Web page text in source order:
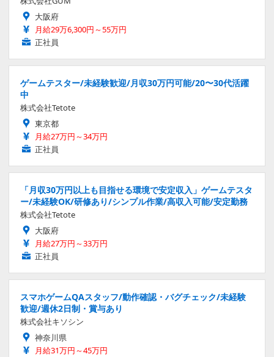
大阪府
月給29万6,300円～55万円
正社員
ゲームテスター/未経験歓迎/月収30万円可能/20〜30代活躍
中
株式会社Tetote
東京都
月給27万円～34万円
正社員
「月収30万円以上も目指せる環境で安定収入」ゲームテスタ
ー/未経験OK/研修あり/シンプル作業/高収入可能/安定勤務
株式会社Tetote
大阪府
月給27万円～33万円
正社員
スマホゲームQAスタッフ/動作確認・バグチェック/未経験
歓迎/週休2日制・賞与あり
株式会社キソシン
神奈川県
月給31万円～45万円